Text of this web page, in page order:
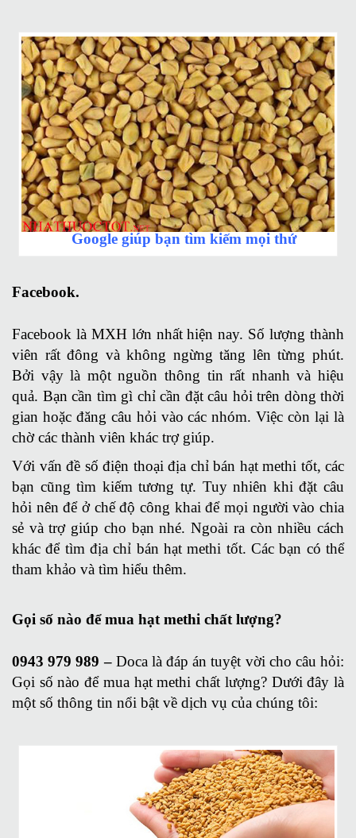
Google giúp bạn tìm kiếm mọi thứ
Facebook.
Facebook là MXH lớn nhất hiện nay. Số lượng thành
viên rất đông và không ngừng tăng lên từng phút.
Bởi vậy là một nguồn thông tin rất nhanh và hiệu
quả. Bạn cần tìm gì chỉ cần đặt câu hỏi trên dòng thời
gian hoặc đăng câu hỏi vào các nhóm. Việc còn lại là
chờ các thành viên khác trợ giúp.
Với vấn đề số điện thoại địa chỉ bán hạt methi tốt, các
bạn cũng tìm kiếm tương tự. Tuy nhiên khi đặt câu
hỏi nên để ở chế độ công khai để mọi người vào chia
sẻ và trợ giúp cho bạn nhé. Ngoài ra còn nhiều cách
khác để tìm địa chỉ bán hạt methi tốt. Các bạn có thể
tham khảo và tìm hiểu thêm.
Gọi số nào để mua hạt methi chất lượng?
0943 979 989 – Doca là đáp án tuyệt vời cho câu hỏi:
Gọi số nào để mua hạt methi chất lượng? Dưới đây là
một số thông tin nổi bật về dịch vụ của chúng tôi: